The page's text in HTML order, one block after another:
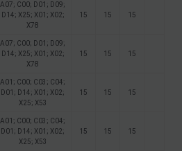
A07; C00; D01; D09;
D14; X25; X01; X02;
X78
15 15 15
A07; C00; D01; D09;
D14; X25; X01; X02;
X78
15 15 15
A01; C00; C03; C04;
D01; D14; X01; X02;
X25; X53
15 15 15
A01; C00; C03; C04;
D01; D14; X01; X02;
X25; X53
15 15 15